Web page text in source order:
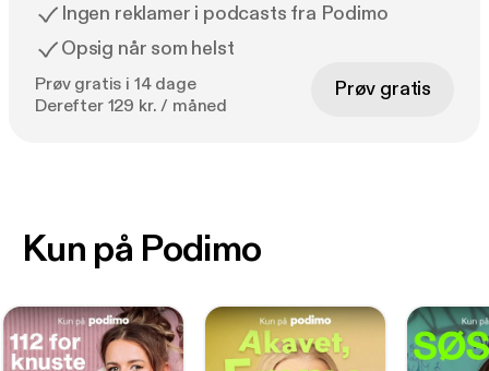
Ingen reklamer i podcasts fra Podimo
Opsig når som helst
Prøv gratis i 14 dage
Derefter 129 kr. / måned
Prøv gratis
Kun på Podimo